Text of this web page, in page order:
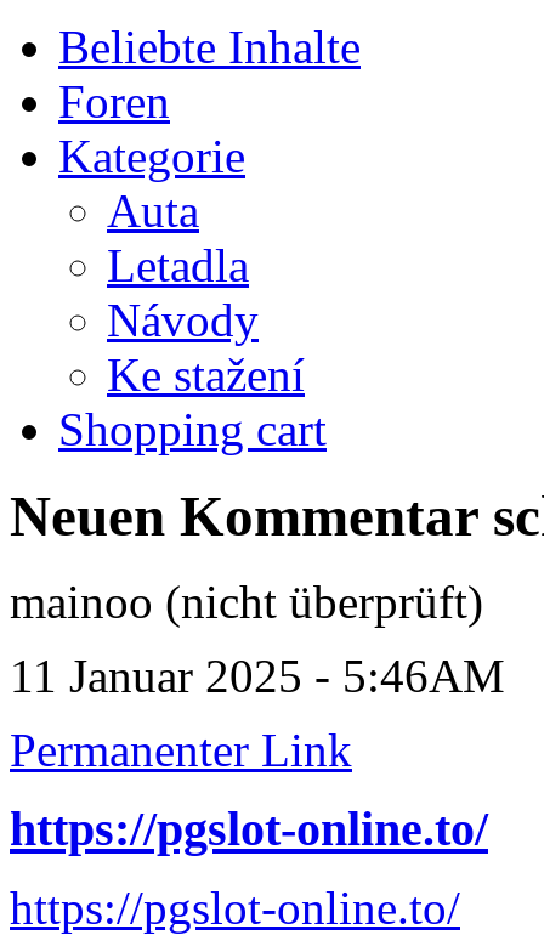
Beliebte Inhalte
Foren
Kategorie
Auta
Letadla
Návody
Ke stažení
Shopping cart
Neuen Kommentar
mainoo (nicht überprüft)
11 Januar 2025 - 5:46AM
Permanenter Link
https://pgslot-online.to/
https://pgslot-online.to/